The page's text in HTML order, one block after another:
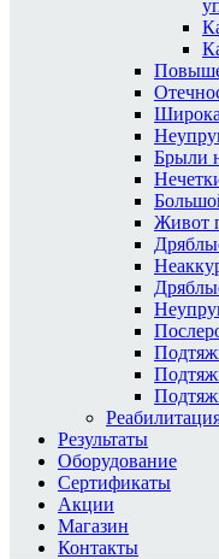
Брыли
Живот
Результаты
Оборудование
Сертификаты
Акции
Магазин
Контакты